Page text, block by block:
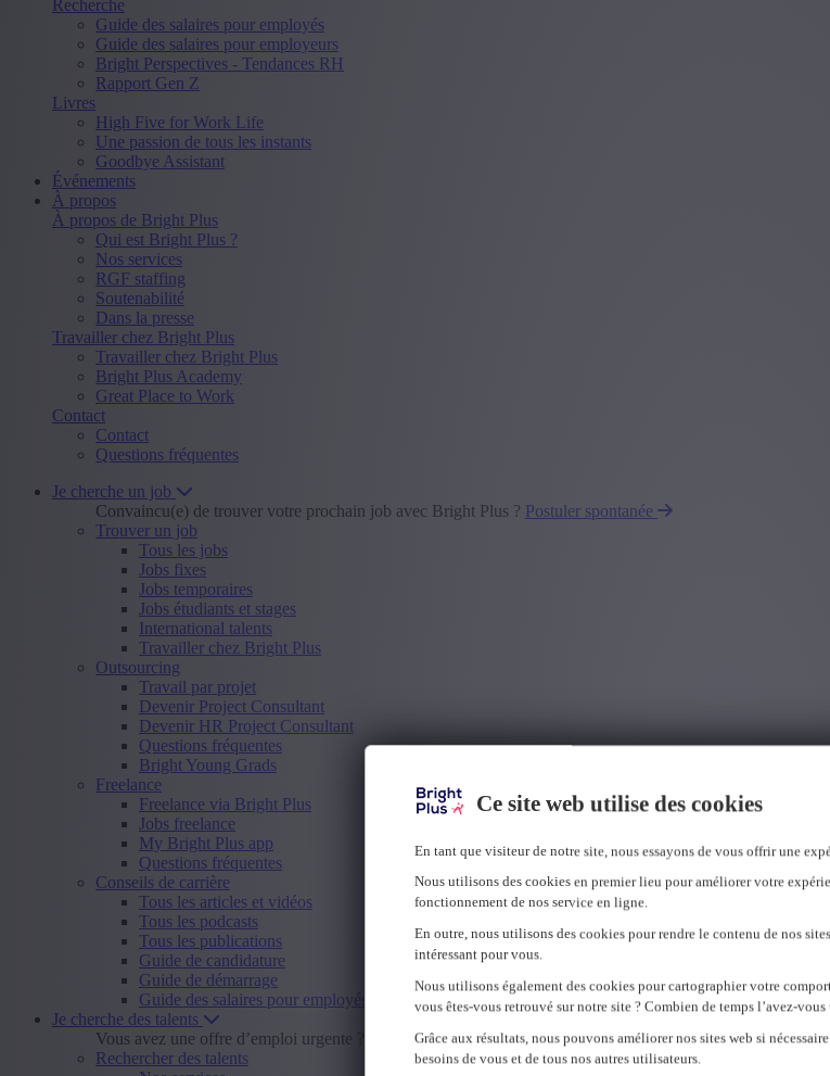
Ce site web utilise des cookies
En tant que visiteur de notre site, nous essayons de vous offrir une
Nous utilisons des cookies en premier lieu pour améliorer votre
fonctionnement de nos service en ligne.
En outre, nous utilisons des cookies pour rendre le contenu de nos
intéressant pour vous.
Nous utilisons également des cookies pour cartographier votre
vous êtes-vous retrouvé sur notre site ? Combien de temps l’avez-
Grâce aux résultats, nous pouvons améliorer nos sites web si
besoins de vous et de tous nos autres utilisateurs.
Recherche
Guide des salaires pour employés
Guide des salaires pour employeurs
Bright Perspectives - Tendances RH
Rapport Gen Z
Livres
High Five for Work Life
Une passion de tous les instants
Goodbye Assistant
Événements
À propos
À propos de Bright Plus
Qui est Bright Plus ?
Nos services
RGF staffing
Soutenabilité
Dans la presse
Travailler chez Bright Plus
Travailler chez Bright Plus
Bright Plus Academy
Great Place to Work
Contact
Contact
Questions fréquentes
Je cherche un job
Convaincu(e) de trouver votre prochain job avec Bright Plus ? Postuler spontanée
Trouver un job
Tous les jobs
Jobs fixes
Jobs temporaires
Jobs étudiants et stages
International talents
Travailler chez Bright Plus
Outsourcing
Travail par projet
Devenir Project Consultant
Devenir HR Project Consultant
Questions fréquentes
Bright Young Grads
Freelance
Freelance via Bright Plus
Jobs freelance
My Bright Plus app
Questions fréquentes
Conseils de carrière
Tous les articles et vidéos
Tous les podcasts
Tous les publications
Guide de candidature
Guide de démarrage
Guide des salaires pour employés
Je cherche des talents
Vous avez une offre d’emploi urgente ?
Envoyer offre d'emploi
Rechercher des talents